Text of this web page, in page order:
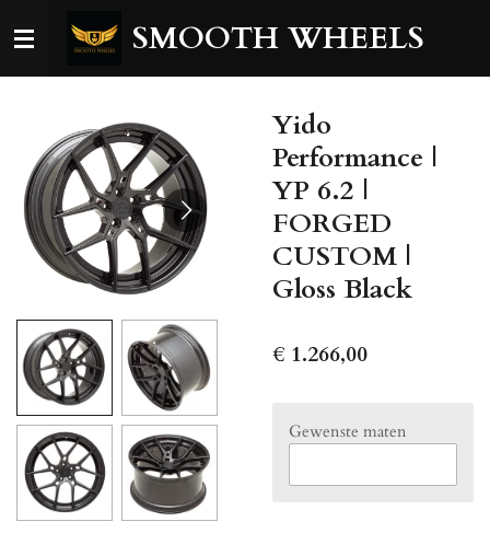
direct
SMOOTH WHEELS
Yido
Performance |
YP 6.2 |
FORGED
CUSTOM |
Gloss Black
€ 1.266,00
Gewenste maten